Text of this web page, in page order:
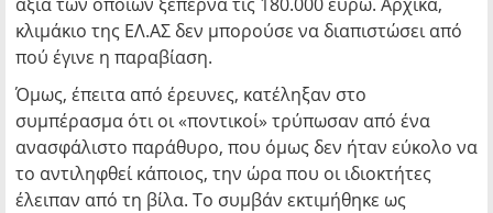
κλιμάκιο της ΕΛ.ΑΣ δεν μπορούσε να διαπιστώσει από
πού έγινε η παραβίαση.
Όμως, έπειτα από έρευνες, κατέληξαν στο
συμπέρασμα ότι οι «ποντικοί» τρύπωσαν από ένα
ανασφάλιστο παράθυρο, που όμως δεν ήταν εύκολο να
το αντιληφθεί κάποιος, την ώρα που οι ιδιοκτήτες
έλειπαν από τη βίλα. Το συμβάν εκτιμήθηκε ως